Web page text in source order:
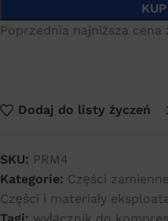
Poprzednia najniższa
Dodaj do listy życzeń
SKU: PRM4
Kategorie: Części
Części i materiały